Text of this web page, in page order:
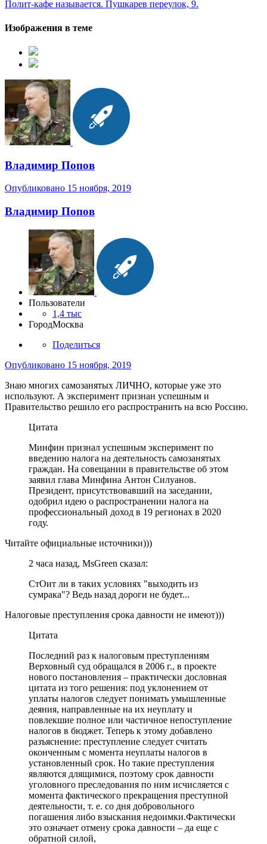
Полит-кафе называется. Пушкарев переулок, 9.
Изображения в теме
Владимир Попов
Опубликовано 15 ноября, 2019
Владимир Попов
Пользователи
1,4 тыс
ГородМосква
Поделиться
Опубликовано 15 ноября, 2019
Знаю многих самозанятых ЛИЧНО, которые уже это
используют. А эксперимент признан успешным и
Правительство решило его распространить на всю Россию.
Цитата
Минфин признал успешным эксперимент по
введению налога на деятельность самозанятых
граждан. На совещании в правительстве об этом
заявил глава Минфина Антон Силуанов.
Президент, присутствовавший на заседании,
одобрил идею о распространении налога на
профессиональный доход в 19 регионах в 2020
году.
Читайте официальные источники)))
2 часа назад, MsGreen сказал:
СтОит ли в таких условиях "выходить из
сумрака"? Ведь назад дороги не будет...
Налоговые преступления срока давности не имеют)))
Цитата
Последний раз к налоговым преступлениям
Верховный суд обращался в 2006 г., в проекте
нового постановления – практически дословная
цитата из того решения: под уклонением от
уплаты налогов следует понимать умышленные
деяния, направленные на их неуплату и
повлекшие полное или частичное непоступление
налогов в бюджет. Теперь к этому добавлено
разъяснение: преступление следует считать
оконченным с момента неуплаты налогов в
установленный срок. Но такие преступления
являются длящимися, поэтому срок давности
уголовного преследования по ним исчисляется с
момента фактического прекращения преступной
деятельности, т. е. со дня добровольного
погашения либо взыскания недоимки.Фактически
это означает отмену срока давности – да еще с
обратной силой,